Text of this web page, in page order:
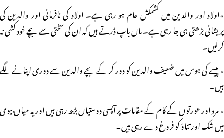
٭اولاد اور والدین میں کشمکش عام ہو رہی ہے۔ اولاد کی نافرمانی اور والدین کی
پریشانی بڑھتی ہی جا رہی ہے۔ ماں باپ ڈرتے ہیں کہ ان کی سختی سے بچے خود کشی نہ
کرلیں۔
٭ پیسے کی ہوس میں ضعیف والدین کو دور کر کے بچے والدین سے دوری اپنانے لگے
ہیں۔
٭ مرد اور عورتوں کے کام کے مقامات پر آپسی دوستیاں بڑھ رہی ہیں اور یہ میاں بیوی
میں شک اور تناؤ کو فروغ دے رہی ہیں۔